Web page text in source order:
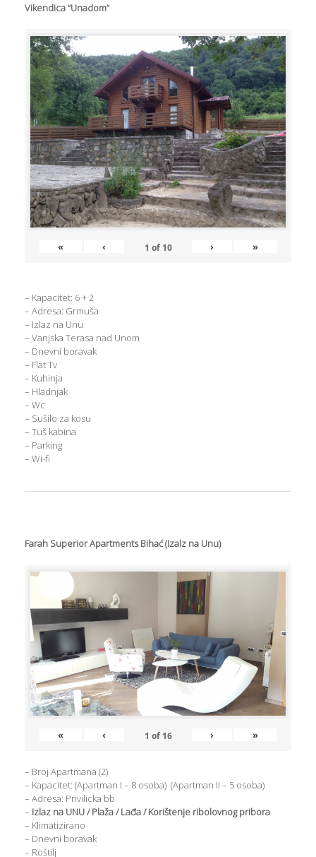
Vikendica “Unadom”
« ‹ 1 of 10 › »
– Kapacitet: 6 + 2
– Adresa: Grmuša
– Izlaz na Unu
– Vanjska Terasa nad Unom
– Dnevni boravak
– Flat Tv
– Kuhinja
– Hladnjak
– Wc
– Sušilo za kosu
– Tuš kabina
– Parking
– Wi-fi
Farah Superior Apartments Bihać (Izalz na Unu)
« ‹ 1 of 16 › »
– Broj Apartmana (2)
– Kapacitet: (Apartman I – 8 osoba) (Apartman II – 5 osoba)
– Adresa: Privilicka bb
– Izlaz na UNU / Plaža / Lađa / Korištenje ribolovnog pribora
– Klimatizirano
– Dnevni boravak
– Roštilj